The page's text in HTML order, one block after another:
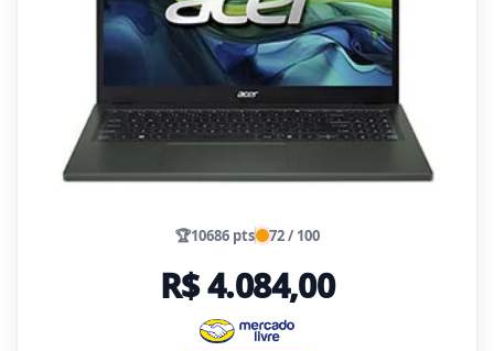
🏆10686 pts 72 / 100
R$ 4.084,00